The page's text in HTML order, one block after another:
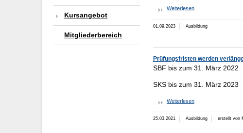
Kursangebot
Mitgliederbereich
Weiterlesen
01.09.2023 Ausbildung
Prüfungsfristen werden
SBF bis zum 31. März 2022
SKS bis zum 31. März 2023
Weiterlesen
25.03.2021 Ausbildung erstellt von